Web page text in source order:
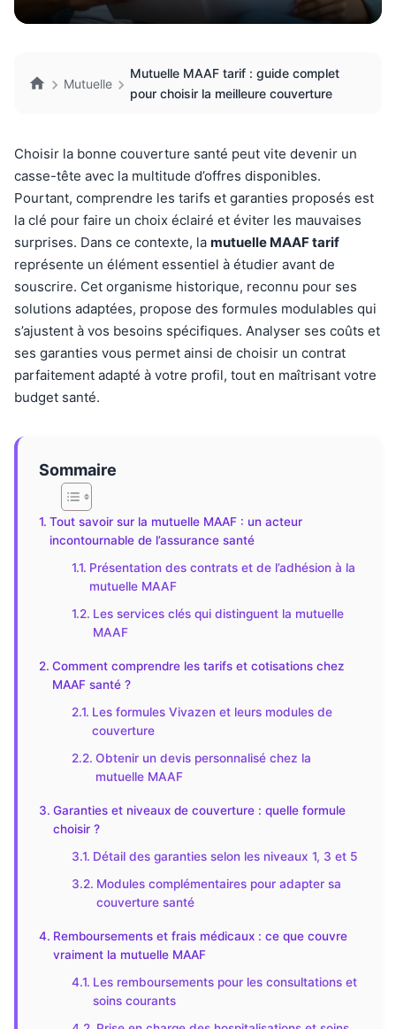
Mutuelle
Mutuelle MAAF tarif : guide complet
pour choisir la meilleure couverture
Choisir la bonne couverture santé peut vite devenir un
casse-tête avec la multitude d’offres disponibles.
Pourtant, comprendre les tarifs et garanties proposés est
la clé pour faire un choix éclairé et éviter les mauvaises
surprises. Dans ce contexte, la mutuelle MAAF tarif
représente un élément essentiel à étudier avant de
souscrire. Cet organisme historique, reconnu pour ses
solutions adaptées, propose des formules modulables qui
s’ajustent à vos besoins spécifiques. Analyser ses coûts et
ses garanties vous permet ainsi de choisir un contrat
parfaitement adapté à votre profil, tout en maîtrisant votre
budget santé.
Sommaire
Tout savoir sur la mutuelle MAAF : un acteur
incontournable de l’assurance santé
Présentation des contrats et de l’adhésion à la
mutuelle MAAF
Les services clés qui distinguent la mutuelle
MAAF
Comment comprendre les tarifs et cotisations chez
MAAF santé ?
Les formules Vivazen et leurs modules de
couverture
Obtenir un devis personnalisé chez la
mutuelle MAAF
Garanties et niveaux de couverture : quelle formule
choisir ?
Détail des garanties selon les niveaux 1, 3 et 5
Modules complémentaires pour adapter sa
couverture santé
Remboursements et frais médicaux : ce que couvre
vraiment la mutuelle MAAF
Les remboursements pour les consultations et
soins courants